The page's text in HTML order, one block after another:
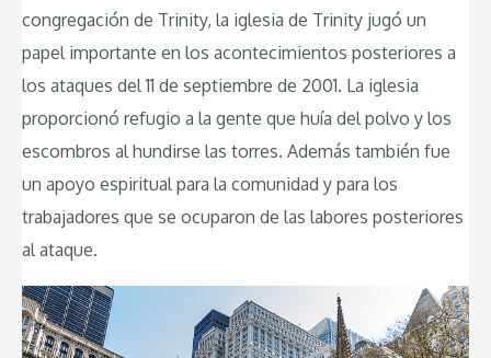
congregación de Trinity, la iglesia de Trinity jugó un
papel importante en los acontecimientos posteriores a
los ataques del 11 de septiembre de 2001. La iglesia
proporcionó refugio a la gente que huía del polvo y los
escombros al hundirse las torres. Además también fue
un apoyo espiritual para la comunidad y para los
trabajadores que se ocuparon de las labores posteriores
al ataque.